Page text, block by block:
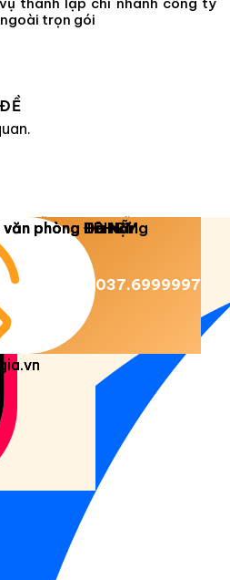
trọn gói
© Luật Dương Gia